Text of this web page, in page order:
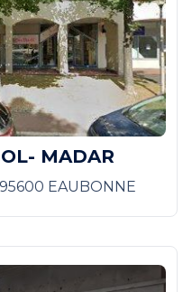
MADAR
EAUBONNE